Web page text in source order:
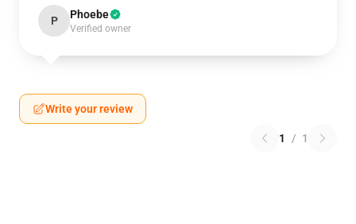
P Phoebe
Verified owner
Write your review
1 / 1